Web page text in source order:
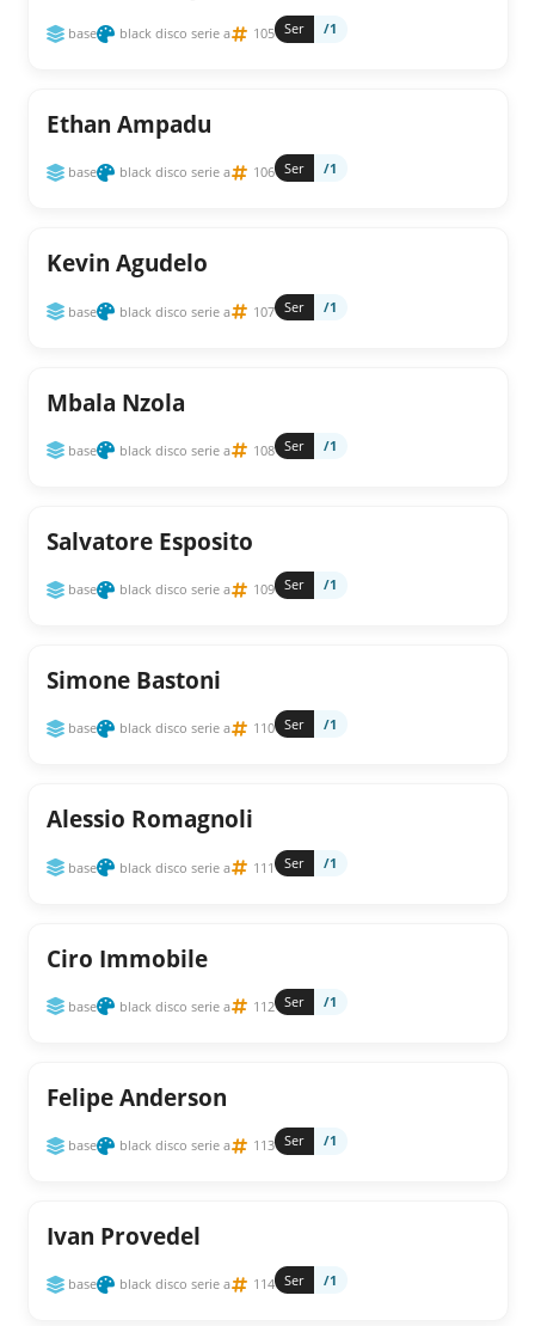
base black disco serie a 105 Ser /1
Ethan Ampadu
base black disco serie a 106 Ser /1
Kevin Agudelo
base black disco serie a 107 Ser /1
Mbala Nzola
base black disco serie a 108 Ser /1
Salvatore Esposito
base black disco serie a 109 Ser /1
Simone Bastoni
base black disco serie a 110 Ser /1
Alessio Romagnoli
base black disco serie a 111 Ser /1
Ciro Immobile
base black disco serie a 112 Ser /1
Felipe Anderson
base black disco serie a 113 Ser /1
Ivan Provedel
base black disco serie a 114 Ser /1